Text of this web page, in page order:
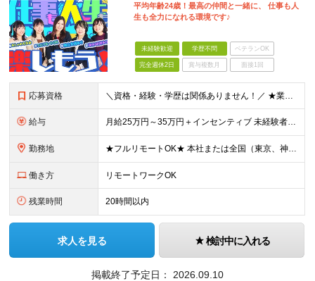
平均年齢24歳！最高の仲間と一緒に、 仕事も人
生も全力になれる環境です♪
未経験歓迎 学歴不問 ベテランOK
完全週休2日 賞与複数月 面接1回
応募資格 ＼資格・経験・学歴は関係ありません！／ ★業界・職種未経験歓迎！ ★第二新卒、既卒歓迎！ ★社会人未経験歓迎！ ―――――――――― こんな方におススメ！ ―――――――――― ◎ボードゲーム好き
給与 月給25万円～35万円＋インセンティブ 未経験者：月給25万円～＋インセンティブ 経験者：月給35万円～＋インセンティブ （※経験者は営業経験5年以上の方を想定） ※経験・スキルなどを考慮のうえ、
勤務地 ★フルリモートOK★ 本社または全国（東京、神奈川、千葉、埼玉、大阪）にあるオフィスの利用も可能です！ ＜本社住所＞ 東京都豊島区南池袋1-16-15リージャス5階 ＜大阪支社＞ 大阪府大阪市北区
働き方 リモートワークOK
残業時間 20時間以内
求人を見る 検討中に入れる
掲載終了予定日： 2026.09.10